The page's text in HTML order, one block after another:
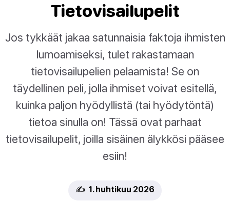
Tietovisailupelit
Jos tykkäät jakaa satunnaisia faktoja ihmisten
lumoamiseksi, tulet rakastamaan
tietovisailupelien pelaamista! Se on
täydellinen peli, jolla ihmiset voivat esitellä,
kuinka paljon hyödyllistä (tai hyödytöntä)
tietoa sinulla on! Tässä ovat parhaat
tietovisailupelit, joilla sisäinen älykkösi pääsee
esiin!
✍️ 1. huhtikuu 2026